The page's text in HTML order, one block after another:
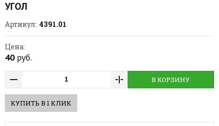
УГОЛ
Артикул: 4391.01
Цена:
40 руб.
КУПИТЬ В 1 КЛИК
В КОРЗИНУ